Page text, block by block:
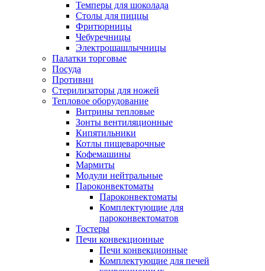
Темперы для шоколада
Столы для пиццы
Фритюрницы
Чебуречницы
Электрошашлычницы
Палатки торговые
Посуда
Противни
Стерилизаторы для ножей
Тепловое оборудование
Витрины тепловые
Зонты вентиляционные
Кипятильники
Котлы пищеварочные
Кофемашины
Мармиты
Модули нейтральные
Пароконвектоматы
Пароконвектоматы
Комплектующие для
пароконвектоматов
Тостеры
Печи конвекционные
Печи конвекционные
Комплектующие для печей